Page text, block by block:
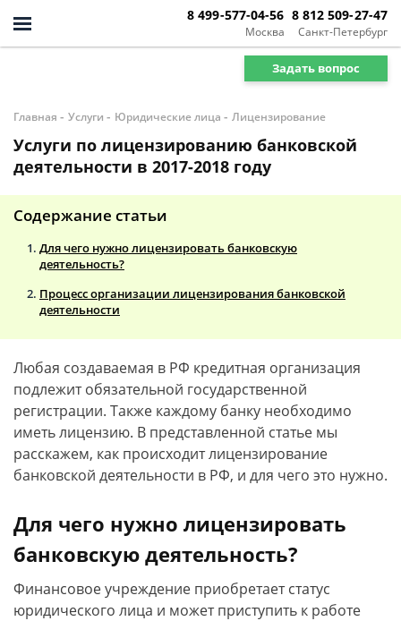
Москва
8 499-577-04-56
Санкт-Петербург
8 812 509-27-47
Задать вопрос
Главная - Услуги - Юридические лица - Лицензирование
Услуги по лицензированию банковской
деятельности в 2017-2018 году
Содержание статьи
Для чего нужно лицензировать банковскую
деятельность?
Процесс организации лицензирования банковской
деятельности
Любая создаваемая в РФ кредитная организация
подлежит обязательной государственной
регистрации. Также каждому банку необходимо
иметь лицензию. В представленной статье мы
расскажем, как происходит лицензирование
банковской деятельности в РФ, и для чего это нужно.
Для чего нужно лицензировать
банковскую деятельность?
Финансовое учреждение приобретает статус
юридического лица и может приступить к работе